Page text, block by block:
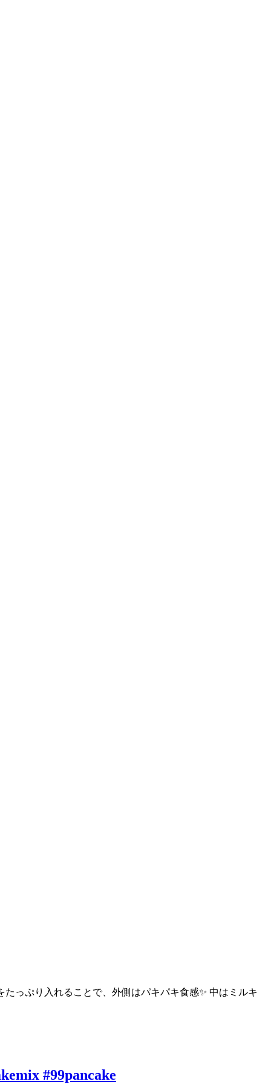
っぷり入れることで、外側はパキパキ食感✨ 中はミルキ
#99pancake